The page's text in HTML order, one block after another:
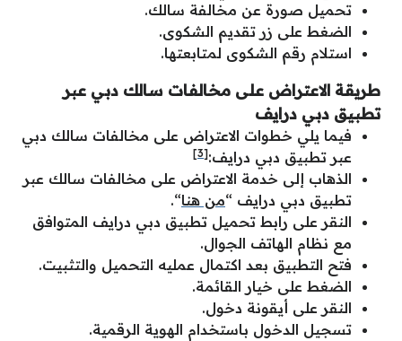
تحميل صورة عن مخالفة سالك.
الضغط على زر تقديم الشكوى.
استلام رقم الشكوى لمتابعتها.
طريقة الاعتراض على مخالفات سالك دبي عبر
تطبيق دبي درايف
فيما يلي خطوات الاعتراض على مخالفات سالك دبي
عبر تطبيق دبي درايف:[3]
الذهاب إلى خدمة الاعتراض على مخالفات سالك عبر
تطبيق دبي درايف “من هنا“.
النقر على رابط تحميل تطبيق دبي درايف المتوافق
مع نظام الهاتف الجوال.
فتح التطبيق بعد اكتمال عمليه التحميل والتثبيت.
الضغط على خيار القائمة.
النقر على أيقونة دخول.
تسجيل الدخول باستخدام الهوية الرقمية.